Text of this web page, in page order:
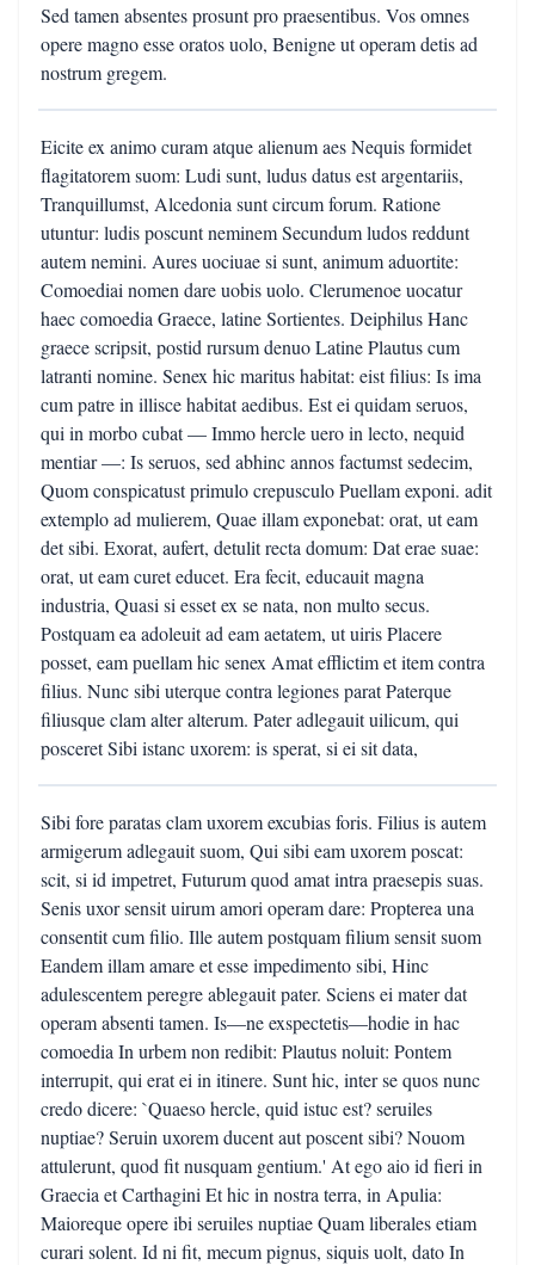
Sed tamen absentes prosunt pro praesentibus. Vos omnes
opere magno esse oratos uolo, Benigne ut operam detis ad
nostrum gregem.
Eicite ex animo curam atque alienum aes Nequis formidet
flagitatorem suom: Ludi sunt, ludus datus est argentariis,
Tranquillumst, Alcedonia sunt circum forum. Ratione
utuntur: ludis poscunt neminem Secundum ludos reddunt
autem nemini. Aures uociuae si sunt, animum aduortite:
Comoediai nomen dare uobis uolo. Clerumenoe uocatur
haec comoedia Graece, latine Sortientes. Deiphilus Hanc
graece scripsit, postid rursum denuo Latine Plautus cum
latranti nomine. Senex hic maritus habitat: eist filius: Is ima
cum patre in illisce habitat aedibus. Est ei quidam seruos,
qui in morbo cubat — Immo hercle uero in lecto, nequid
mentiar —: Is seruos, sed abhinc annos factumst sedecim,
Quom conspicatust primulo crepusculo Puellam exponi. adit
extemplo ad mulierem, Quae illam exponebat: orat, ut eam
det sibi. Exorat, aufert, detulit recta domum: Dat erae suae:
orat, ut eam curet educet. Era fecit, educauit magna
industria, Quasi si esset ex se nata, non multo secus.
Postquam ea adoleuit ad eam aetatem, ut uiris Placere
posset, eam puellam hic senex Amat efflictim et item contra
filius. Nunc sibi uterque contra legiones parat Paterque
filiusque clam alter alterum. Pater adlegauit uilicum, qui
posceret Sibi istanc uxorem: is sperat, si ei sit data,
Sibi fore paratas clam uxorem excubias foris. Filius is autem
armigerum adlegauit suom, Qui sibi eam uxorem poscat:
scit, si id impetret, Futurum quod amat intra praesepis suas.
Senis uxor sensit uirum amori operam dare: Propterea una
consentit cum filio. Ille autem postquam filium sensit suom
Eandem illam amare et esse impedimento sibi, Hinc
adulescentem peregre ablegauit pater. Sciens ei mater dat
operam absenti tamen. Is—ne exspectetis—hodie in hac
comoedia In urbem non redibit: Plautus noluit: Pontem
interrupit, qui erat ei in itinere. Sunt hic, inter se quos nunc
credo dicere: `Quaeso hercle, quid istuc est? seruiles
nuptiae? Seruin uxorem ducent aut poscent sibi? Nouom
attulerunt, quod fit nusquam gentium.' At ego aio id fieri in
Graecia et Carthagini Et hic in nostra terra, in Apulia:
Maioreque opere ibi seruiles nuptiae Quam liberales etiam
curari solent. Id ni fit, mecum pignus, siquis uolt, dato In